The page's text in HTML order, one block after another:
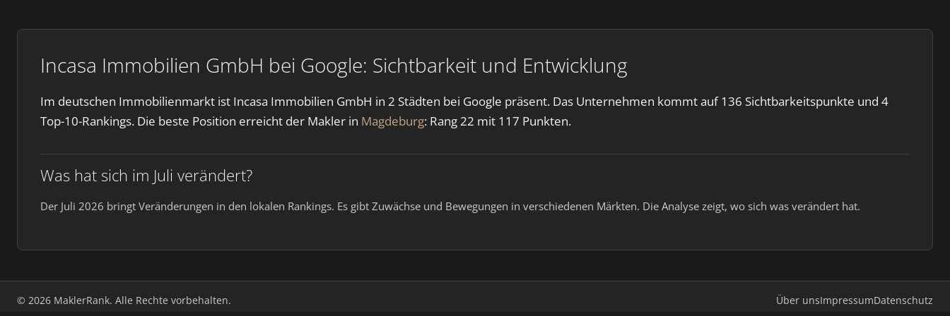
Incasa Immobilien GmbH bei Google: Sichtbarkeit und Entwicklung
Im deutschen Immobilienmarkt ist Incasa Immobilien GmbH in 2 Städten bei Google präsent. Das Unternehmen kommt auf 136 Sichtbarkeitspunkte und 4
Top-10-Rankings. Die beste Position erreicht der Makler in Magdeburg: Rang 22 mit 117 Punkten.
Was hat sich im Juli verändert?
Der Juli 2026 bringt Veränderungen in den lokalen Rankings. Es gibt Zuwächse und Bewegungen in verschiedenen Märkten. Die Analyse zeigt, wo sich was verändert hat.
© 2026 MaklerRank. Alle Rechte vorbehalten. Über unsImpressumDatenschutz